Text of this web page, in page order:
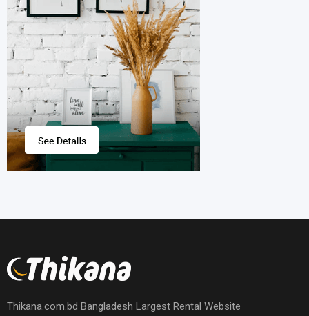
Thikana.com.bd Bangladesh Largest Rental Website